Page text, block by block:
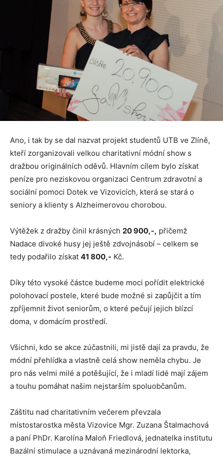
Ano, i tak by se dal nazvat projekt studentů UTB ve Zlíně,
kteří zorganizovali velkou charitativní módní show s
dražbou originálních oděvů. Hlavním cílem bylo získat
peníze pro neziskovou organizaci Centrum zdravotní a
sociální pomoci Dotek ve Vizovicích, která se stará o
seniory a klienty s Alzheimerovou chorobou.
Výtěžek z dražby činil krásných 20 900,-, přičemž
Nadace divoké husy jej ještě zdvojnásobí – celkem se
tedy podařilo získat 41 800,- Kč.
Díky této vysoké částce budeme moci pořídit elektrické
polohovací postele, které bude možné si zapůjčit a tím
zpříjemnit život seniorům, o které pečují jejich blízcí
doma, v domácím prostředí.
Všichni, kdo se akce zúčastnili, mi jistě dají za pravdu, že
módní přehlídka a vlastně celá show neměla chybu. Je
pro nás velmi milé a potěšující, že i mladí lidé mají zájem
a touhu pomáhat našim nejstarším spoluobčanům.
Záštitu nad charitativním večerem převzala
místostarostka města Vizovice Mgr. Zuzana Štalmachová
a paní PhDr. Karolína Maloň Friedlová, jednatelka institutu
Bazální stimulace a uznávaná mezinárodní lektorka,